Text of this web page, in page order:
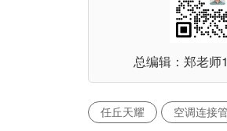
总编辑：郑老师
任丘天耀 空调连接管